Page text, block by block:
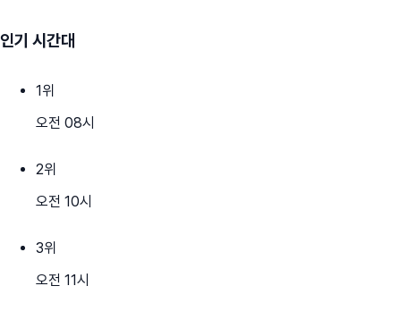
인기 시간대
1위
오전 08시
2위
오전 10시
3위
오전 11시